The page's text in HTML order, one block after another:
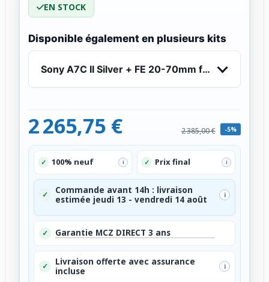
EN STOCK
Disponible également en plusieurs kits
Sony A7C II Silver + FE 20-70mm f/4 G -
2 265,75 € 2 385,00 € -5%
✓ 100% neuf i ✓ Prix final i
✓
Commande avant 14h : livraison
estimée jeudi 13 - vendredi 14 août
i
✓ Garantie MCZ DIRECT 3 ans
✓
Livraison offerte avec assurance
incluse
i